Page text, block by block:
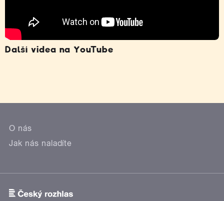
Další videa na YouTube
O nás
Jak nás naladíte